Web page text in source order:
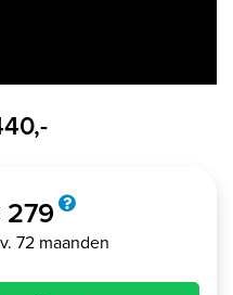
72 maanden